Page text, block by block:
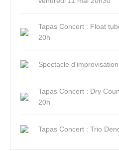
Tapas Concert : Float
20h
Spectacle
Tapas Concert : Dry
20h
Tapas Concert : Trio